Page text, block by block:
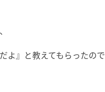
よ』と教えてもらったので